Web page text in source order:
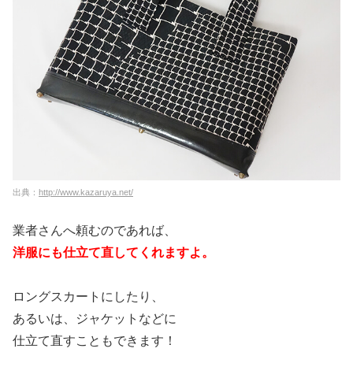
出典： http://www.kazaruya.net/
業者さんへ頼むのであれば、
洋服にも仕立て直してくれますよ。
ロングスカートにしたり、
あるいは、ジャケットなどに
仕立て直すこともできます！